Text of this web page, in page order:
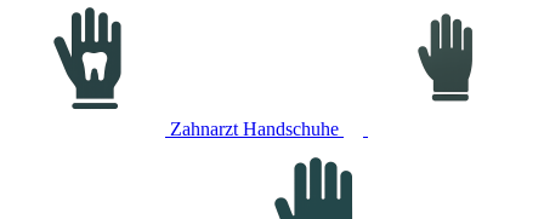
Zahnarzt Handschuhe